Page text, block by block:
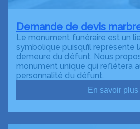
Demande de devis
Le monument funéraire est un
symbolique puisqu’il représente
demeure du défunt. Nous
monument unique qui reflétera
personnalité du défunt.
En savoir plus